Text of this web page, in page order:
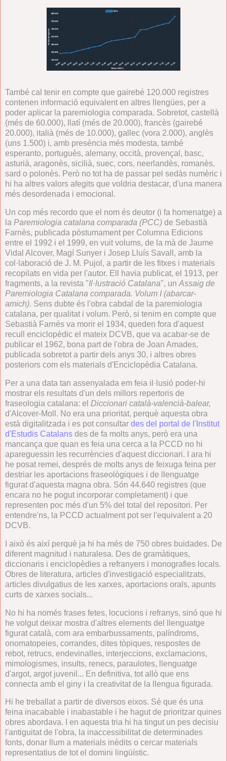
També cal tenir en compte que gairebé 120.000 registres
contenen informació equivalent en altres llengües, per a
poder aplicar la paremiologia comparada. Sobretot, castellà
(més de 60.000), llatí (més de 20.000), francès (gairebé
20.000), italià (més de 10.000), gallec (vora 2.000), anglès
(uns 1.500) i, amb presència més modesta, també
esperanto, portuguès, alemany, occità, provençal, basc,
asturià, aragonès, sicilià, suec, cors, neerlandès, romanès,
sard o polonès. Però no tot ha de passar pel sedàs numèric i
hi ha altres valors afegits que voldria destacar, d'una manera
més desordenada i emocional.
Un cop més recordo que el nom és deutor (i fa homenatge) a
la Paremiologia catalana comparada (PCC) de Sebastià
Farnès, publicada pòstumament per Columna Edicions
entre el 1992 i el 1999, en vuit volums, de la mà de Jaume
Vidal Alcover, Magí Sunyer i Josep Lluís Savall, amb la
col·laboració de J. M. Pujol, a partir de les fitxes i materials
recopilats en vida per l'autor. Ell havia publicat, el 1913, per
fragments, a la revista "Il·lustració Catalana", un Assaig de
Paremiologia Catalana comparada. Volum I (abarcar-
amich). Sens dubte és l'obra cabdal de la paremiologia
catalana, per qualitat i volum. Però, si tenim en compte que
Sebastià Farnés va morir el 1934, queden fora d'aquest
recull enciclopèdic el mateix DCVB, que va acabar-se de
publicar el 1962, bona part de l'obra de Joan Amades,
publicada sobretot a partir dels anys 30, i altres obres
posteriors com els materials d'Enciclopèdia Catalana.
Per a una data tan assenyalada em feia il·lusió poder-hi
mostrar els resultats d'un dels millors repertoris de
fraseologia catalana: el Diccionari català-valencià-balear,
d'Alcover-Moll. No era una prioritat, perquè aquesta obra
està digitalitzada i es pot consultar des del portal de l'Institut
d'Estudis Catalans des de fa molts anys, però era una
mancança que quan es feia una cerca a la PCCD no hi
apareguessin les recurrències d'aquest diccionari. I ara hi
he posat remei, després de molts anys de feixuga feina per
destriar les aportacions fraseològiques i de llenguatge
figurat d'aquesta magna obra. Són 44.640 registres (que
encara no he pogut incorporar completament) i que
representen poc més d'un 5% del total del repositori. Per
entendre'ns, la PCCD actualment pot ser l'equivalent a 20
DCVB.
I això és així perquè ja hi ha més de 750 obres buidades. De
diferent magnitud i naturalesa. Des de gramàtiques,
diccionaris i enciclopèdies a refranyers i monografies locals.
Obres de literatura, articles d'investigació especialitzats,
articles divulgatius de les xarxes, aportacions orals, apunts
curts de xarxes socials...
No hi ha només frases fetes, locucions i refranys, sinó que hi
he volgut deixar mostra d'altres elements del llenguatge
figurat català, com ara embarbussaments, palíndroms,
onomatopeies, corrandes, dites tòpiques, respostes de
rebot, retrucs, endevinalles, interjeccions, exclamacions,
mimologismes, insults, renecs, paraulotes, llenguatge
d'argot, argot juvenil... En definitiva, tot allò que ens
connecta amb el giny i la creativitat de la llengua figurada.
Hi he treballat a partir de diversos eixos. Sé que és una
feina inacabable i inabastable i he hagut de prioritzar quines
obres abordava. I en aquesta tria hi ha tingut un pes decisiu
l'antiguitat de l'obra, la inaccessibilitat de determinades
fonts, donar llum a materials inèdits o cercar materials
representatius de tot el domini lingüístic.